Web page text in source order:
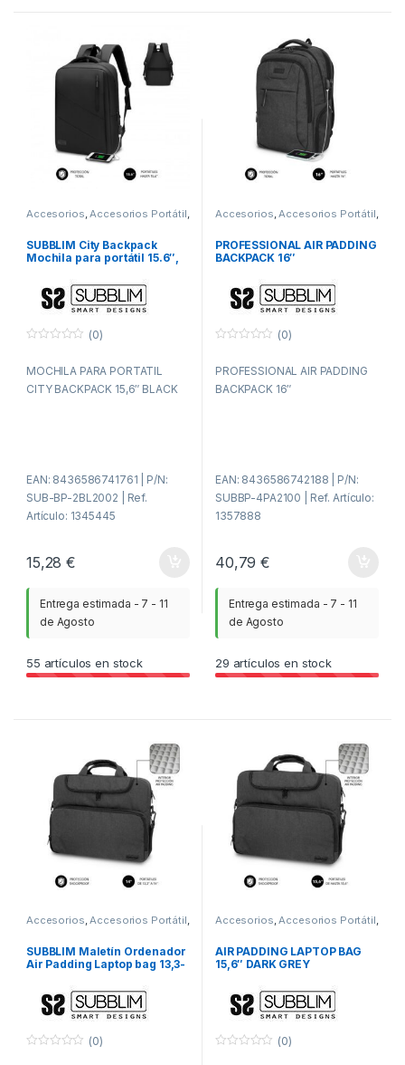
Accesorios Accesorios Portátil
SUBBLIM City Backpack
Mochila para portátil 15.6″,
u
r
(0)
MOCHILA PARA PORTATIL
CITY BACKPACK 15,6″ BLACK
EAN: 8436586741761 | P/N:
SUB-BP-2BL2002 | Ref.
Artículo: 1345445
15,28€
Entrega estimada - 7 - 11
de Agosto
55 artículos en stock
Accesorios Accesorios Portátil
PROFESSIONAL AIR PADDING
BACKPACK 16″
u
r
(0)
PROFESSIONAL AIR PADDING
BACKPACK 16″
EAN: 8436586742188 | P/N:
SUBBP-4PA2100 | Ref. Artículo:
1357888
40,79€
Entrega estimada - 7 - 11
de Agosto
29 artículos en stock
Accesorios,Accesorios Portátil,
Fundas y maletines
SUBBLIM Maletín Ordenador
Air Padding Laptop bag 13,3-
(0)
Accesorios,Accesorios Portátil,
Fundas y maletines
AIR PADDING LAPTOP BAG
15,6″ DARK GREY
(0)